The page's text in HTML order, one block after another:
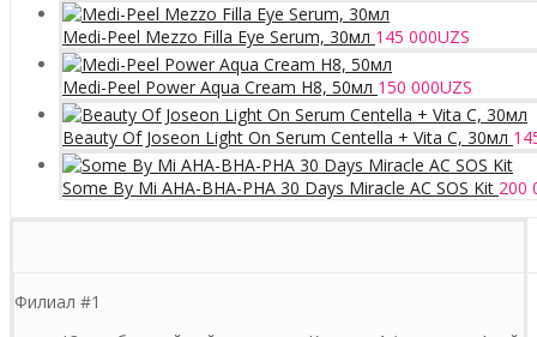
Medi-Peel Mezzo Filla Eye Serum, 30мл 145 000UZS
Medi-Peel Power Aqua Cream H8, 50мл 150 000UZS
Beauty Of Joseon Light On Serum Centella + Vita C, 30мл
Some By Mi AHA-BHA-PHA 30 Days Miracle AC SOS Kit 200
Филиал #1